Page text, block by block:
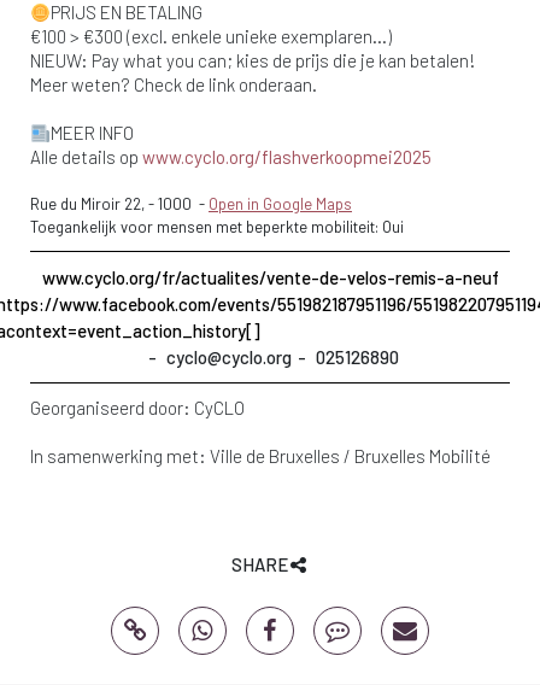
PRIJS EN BETALING
€100 > €300 (excl. enkele unieke exemplaren…)
NIEUW: Pay what you can; kies de prijs die je kan betalen!
Meer weten? Check de link onderaan.
MEER INFO
Alle details op www.cyclo.org/flashverkoopmei2025
Rue du Miroir 22,-1000 - Open in Google Maps
Toegankelijk voor mensen met beperkte mobiliteit: Oui
www.cyclo.org/fr/actualites/vente-de-velos-remis-a-neuf
www.facebook.com/events/551982187951196/
cyclo@cyclo.org
025126890
Georganiseerd door: CyCLO
In samenwerking met: Ville de Bruxelles / Bruxelles Mobilité
SHARE